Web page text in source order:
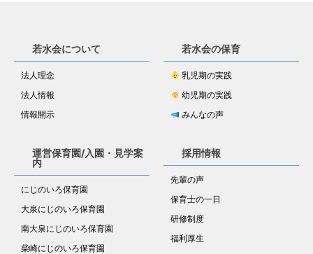
若水会について
法人理念
法人情報
情報開示
若水会の保育
乳児期の実践
幼児期の実践
みんなの声
運営保育園/入園・見学案
内
にじのいろ保育園
大泉にじのいろ保育園
南大泉にじのいろ保育園
柴崎にじのいろ保育園
採用情報
先輩の声
保育士の一日
研修制度
福利厚生